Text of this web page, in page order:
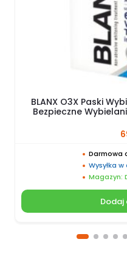
BLANX O3X Paski
Bezpieczne
Darmowa
Wysyłka
Magazyn:
Dodaj